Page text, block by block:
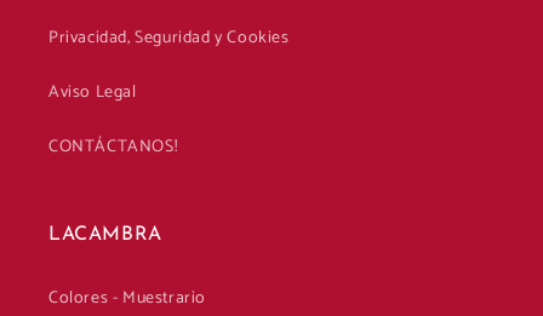
Privacidad, Seguridad y Cookies
Aviso Legal
CONTÁCTANOS!
LACAMBRA
Colores - Muestrario